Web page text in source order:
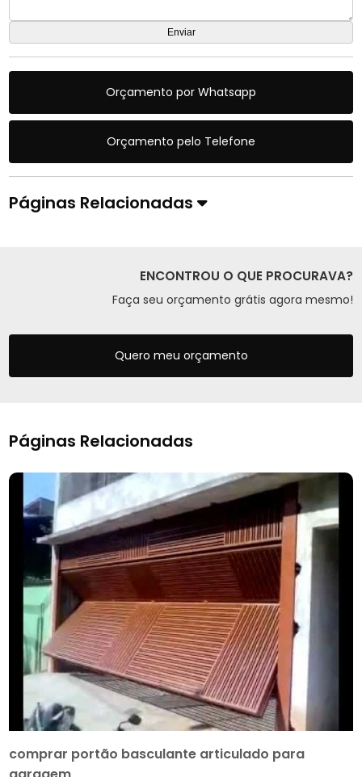
Orçamento por Whatsapp
Orçamento pelo Telefone
Páginas Relacionadas
ENCONTROU O QUE PROCURAVA?
Faça seu orçamento grátis agora mesmo!
Quero meu orçamento
Páginas Relacionadas
comprar portão basculante articulado para